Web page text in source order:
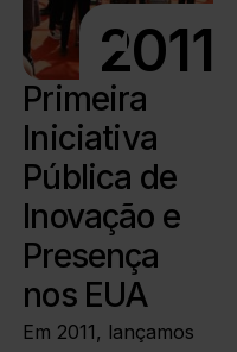
Primeira
Iniciativa
Pública de
Inovação e
Presença
nos EUA
Em 2011, lançamos
2011